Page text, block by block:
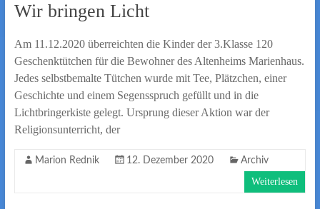
Wir bringen Licht
Am 11.12.2020 überreichten die Kinder der 3.Klasse 120
Geschenktütchen für die Bewohner des Altenheims Marienhaus.
Jedes selbstbemalte Tütchen wurde mit Tee, Plätzchen, einer
Geschichte und einem Segensspruch gefüllt und in die
Lichtbringerkiste gelegt. Ursprung dieser Aktion war der
Religionsunterricht, der
Marion Rednik 12. Dezember 2020 Archiv
Weiterlesen